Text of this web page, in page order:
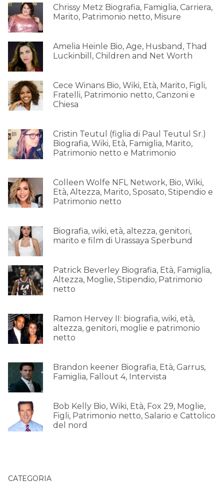
Chrissy Metz Biografia, Famiglia, Carriera,
Marito, Patrimonio netto, Misure
Amelia Heinle Bio, Age, Husband, Thad
Luckinbill, Children and Net Worth
Cece Winans Bio, Wiki, Età, Marito, Figli,
Fratelli, Patrimonio netto, Canzoni e
Chiesa
Cristin Teutul (figlia di Paul Teutul Sr.)
Biografia, Wiki, Età, Famiglia, Marito,
Patrimonio netto e Matrimonio
Colleen Wolfe NFL Network, Bio, Wiki,
Età, Altezza, Marito, Sposato, Stipendio e
Patrimonio netto
Biografia, wiki, età, altezza, genitori,
marito e film di Urassaya Sperbund
Patrick Beverley Biografia, Età, Famiglia,
Altezza, Moglie, Stipendio, Patrimonio
netto
Ramon Hervey II: biografia, wiki, età,
altezza, genitori, moglie e patrimonio
netto
Brandon keener Biografia, Età, Garrus,
Famiglia, Fallout 4, Intervista
Bob Kelly Bio, Wiki, Età, Fox 29, Moglie,
Figli, Patrimonio netto, Salario e Cattolico
del nord
CATEGORIA